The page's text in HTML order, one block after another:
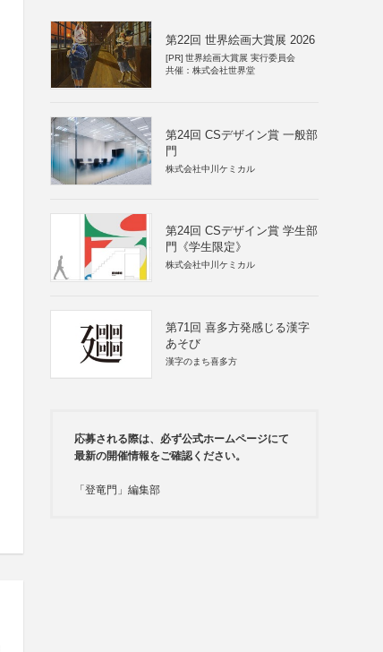
第22回 世界絵画大賞展 2026
[PR] 世界絵画大賞展 実行委員会
共催：株式会社世界堂
第24回 CSデザイン賞 一般部
門
株式会社中川ケミカル
第24回 CSデザイン賞 学生部
門《学生限定》
株式会社中川ケミカル
第71回 喜多方発感じる漢字
あそび
漢字のまち喜多方
応募される際は、必ず公式ホームページにて
最新の開催情報をご確認ください。
「登竜門」編集部